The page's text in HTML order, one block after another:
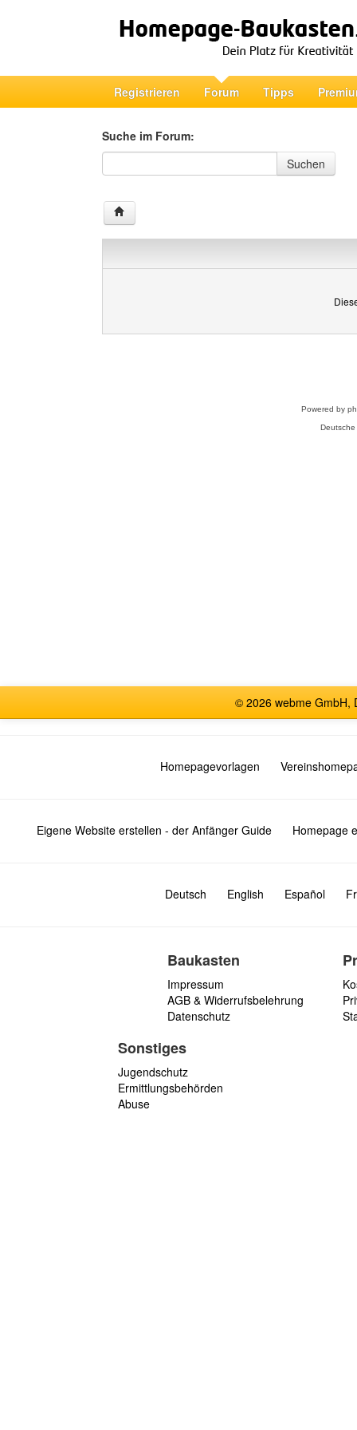
Registrieren Forum Tipps
Suche im Forum:
Suche im Forum
Suchen
Powered by
© 2026 webme GmbH,
Homepagevorlagen
Eigene Website erstellen - der Anfänger Guide Homepage
Deutsch English Español
Baukasten
Impressum
AGB & Widerrufsbelehrung
Datenschutz
Sonstiges
Jugendschutz
Ermittlungsbehörden
Abuse